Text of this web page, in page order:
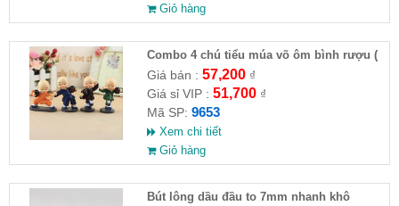
Giỏ hàng
Combo 4 chú tiểu múa võ ôm bình rượu (
HĐ )
Giá bán : 57,200₫
Giá sỉ VIP : 51,700₫
Mã SP: 9653
Xem chi tiết
Giỏ hàng
Bút lông dầu đầu to 7mm nhanh khô